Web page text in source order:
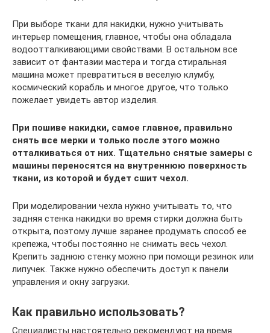
При выборе ткани для накидки, нужно учитывать
интерьер помещения, главное, чтобы она обладала
водоотталкивающими свойствами. В остальном все
зависит от фантазии мастера и тогда стиральная
машина может превратиться в веселую клумбу,
космический корабль и многое другое, что только
пожелает увидеть автор изделия.
При пошиве накидки, самое главное, правильно
снять все мерки и только после этого можно
отталкиваться от них. Тщательно снятые замеры с
машины переносятся на внутреннюю поверхность
ткани, из которой и будет сшит чехол.
При моделировании чехла нужно учитывать то, что
задняя стенка накидки во время стирки должна быть
открыта, поэтому лучше заранее продумать способ ее
крепежа, чтобы постоянно не снимать весь чехол.
Крепить заднюю стенку можно при помощи резинок или
липучек. Также нужно обеспечить доступ к панели
управления и окну загрузки.
Как правильно использовать?
Специалисты настоятельно рекомендуют на время